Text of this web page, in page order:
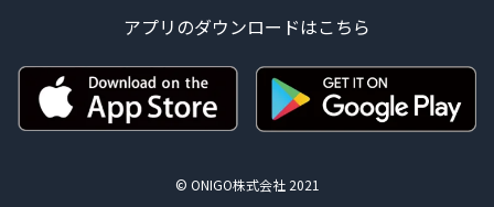
アプリのダウンロードはこちら
© ONIGO株式会社 2021